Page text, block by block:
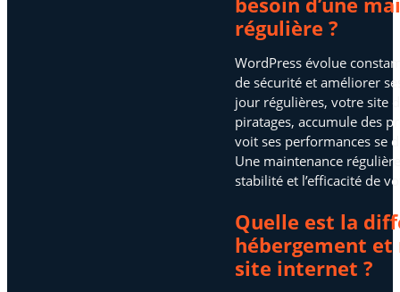
régulière ?
WordPress évolue
de sécurité et améliorer
jour régulières, votre site
piratages, accumule des
voit ses performances se
Une maintenance
stabilité et l’efficacité de
Quelle est la
hébergement
site internet ?